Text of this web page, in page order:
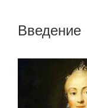
Введение